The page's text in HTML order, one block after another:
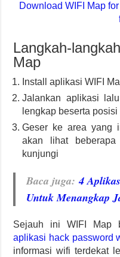
Download WIFI Map
Langkah-
Map
Install aplikasi WIFI
Jalankan aplikasi
lengkap beserta
Geser ke area yang
akan lihat
kunjungi
Baca juga:4
Untuk Menangkap
Sejauh ini WIFI Map
aplikasi hack password
informasi wifi terdekat